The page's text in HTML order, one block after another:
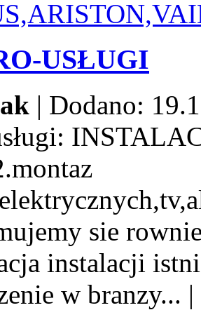
USŁUGI
| Dodano:
sie
instalacji
w branzy... |